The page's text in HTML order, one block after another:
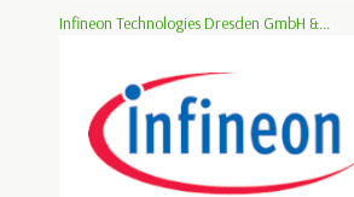
Infineon Technologies Dresden GmbH &...